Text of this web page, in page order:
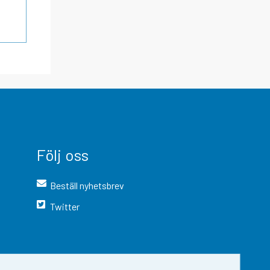
Följ oss
Beställ nyhetsbrev
Twitter